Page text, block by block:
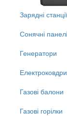
Зарядні станції
Сонячні панелі
Генератори
Електроковдри
Газові балони
Газові горілки